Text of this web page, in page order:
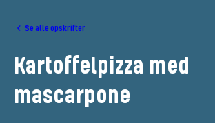
Se alle opskrifter
Kartoffelpizza med
mascarpone